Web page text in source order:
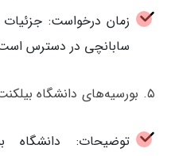
زمان درخواست:
سابانچی در دسترس
۵. بورسیه‌های دانشگاه بیلکنت
توضیحات: دانشگاه